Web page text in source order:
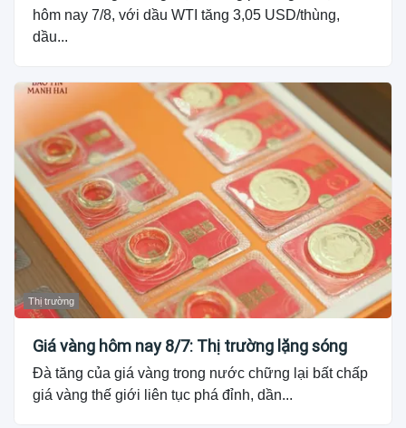
hôm nay 7/8, với dầu WTI tăng 3,05 USD/thùng,
dầu...
Thị trường
Giá vàng hôm nay 8/7: Thị trường lặng sóng
Đà tăng của giá vàng trong nước chững lại bất chấp
giá vàng thế giới liên tục phá đỉnh, dần...